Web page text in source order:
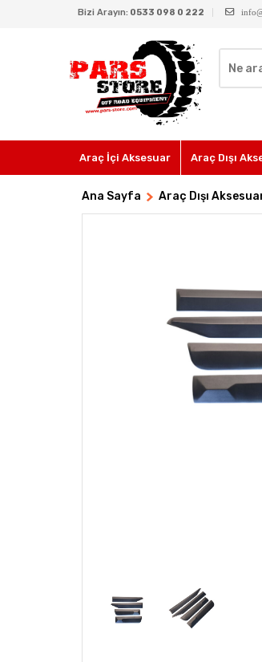
Bizi Arayın: 0533 098 0 222
Araç İçi Aksesuar Araç Dışı
Ana Sayfa Araç Dışı